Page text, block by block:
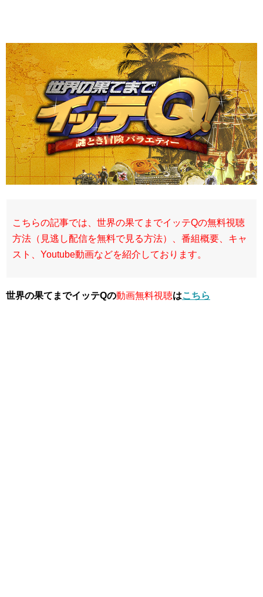
こちらの記事では、世界の果てまでイッテQの無料視聴
方法（見逃し配信を無料で見る方法）、番組概要、キャ
スト、Youtube動画などを紹介しております。
世界の果てまでイッテQの動画無料視聴はこちら